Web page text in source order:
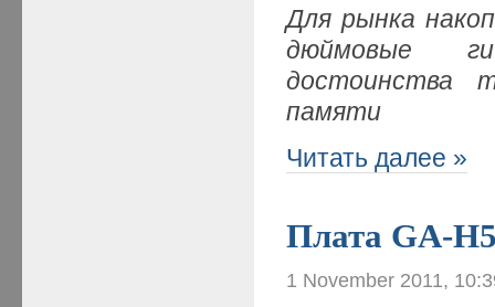
Для рынка
дюймовые
достоинства
памяти
Читать далее »
Плата GA-
1 November 2011,